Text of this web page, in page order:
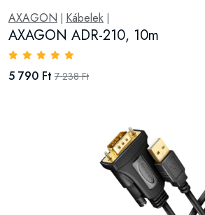
AXAGON Kábelek
AXAGON ADR-210, 10m
5 790 Ft 7 238 Ft